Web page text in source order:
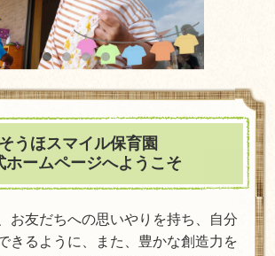
そうほスマイル保育園
ホームページへようこそ
お友だちへの思いやりを持ち、自分
きるように、また、豊かな創造力を